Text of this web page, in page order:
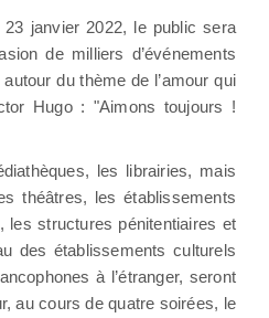
janvier 2022, le public sera
de milliers d’événements
du thème de l’amour qui
Hugo : "Aimons toujours !
les librairies, mais
théâtres, les établissements
les structures pénitentiaires et
des établissements culturels
à l’étranger, seront
au cours de quatre soirées, le